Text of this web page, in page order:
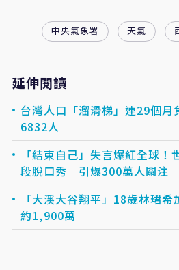
中央氣象署 天氣
延伸閱讀
台灣人口「溜滑梯」連29個
6832人
「結束自己」失言爆紅全球
段脫口秀 引爆300萬人關注
「大溪大谷翔平」18歲林珺
約1,900萬